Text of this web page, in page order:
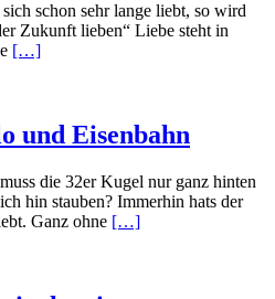
schon sehr lange liebt, so wird
Zukunft lieben“ Liebe steht in
[…]
und Eisenbahn
die 32er Kugel nur ganz hinten
hin stauben? Immerhin hats der
Ganz ohne […]